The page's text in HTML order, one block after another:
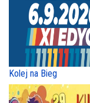
Kolej na Bieg